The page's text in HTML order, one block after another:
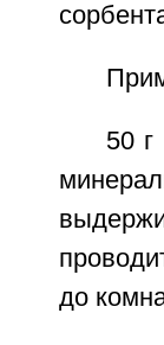
50
до